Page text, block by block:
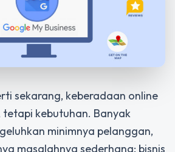
sekarang, keberadaan online
tetapi kebutuhan. Banyak
minimnya pelanggan,
masalahnya sederhana: bisnis